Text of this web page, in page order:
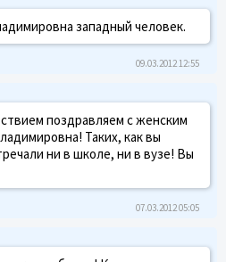
западный человек.
09.03.2012 12:55
поздравляем с женским
Таких, как вы
ни в школе, ни в вузе! Вы
07.03.2012 05:05